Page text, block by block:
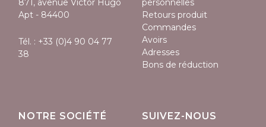
Apt - 84400
Tél. : +33 (0)4 90 04 77
38
Retours produit
Commandes
Avoirs
Adresses
Bons de réduction
NOTRE SOCIÉTÉ SUIVEZ-NOUS